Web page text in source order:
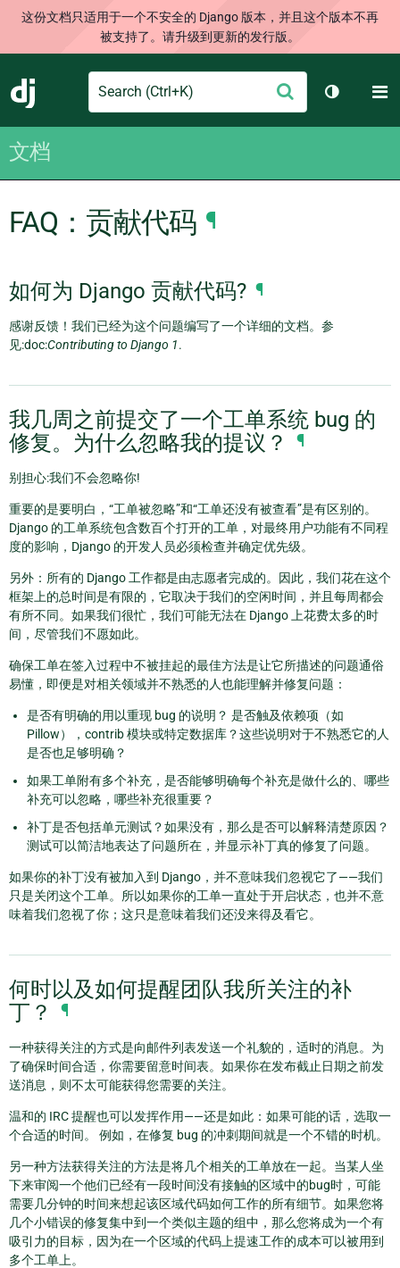
这份文档只适用于一个不安全的 Django 版本，并且这个版本不再
被支持了。请升级到更新的发行版。
Django
Search
交
切换主题
文档
FAQ：贡献代码 ¶
如何为 Django 贡献代码? ¶
感谢反馈！我们已经为这个问题编写了一个详细的文档。参
见:doc:Contributing to Django 1.
我几周之前提交了一个工单系统 bug 的
修复。为什么忽略我的提议？
¶
别担心:我们不会忽略你!
重要的是要明白，“工单被忽略”和“工单还没有被查看”是有区别的。
Django 的工单系统包含数百个打开的工单，对最终用户功能有不同程
度的影响，Django 的开发人员必须检查并确定优先级。
另外：所有的 Django 工作都是由志愿者完成的。因此，我们花在这个
框架上的总时间是有限的，它取决于我们的空闲时间，并且每周都会
有所不同。如果我们很忙，我们可能无法在 Django 上花费太多的时
间，尽管我们不愿如此。
确保工单在签入过程中不被挂起的最佳方法是让它所描述的问题通俗
易懂，即便是对相关领域并不熟悉的人也能理解并修复问题：
是否有明确的用以重现 bug 的说明？ 是否触及依赖项（如
Pillow），contrib 模块或特定数据库？这些说明对于不熟悉它的人
是否也足够明确？
如果工单附有多个补充，是否能够明确每个补充是做什么的、哪些
补充可以忽略，哪些补充很重要？
补丁是否包括单元测试？如果没有，那么是否可以解释清楚原因？
测试可以简洁地表达了问题所在，并显示补丁真的修复了问题。
如果你的补丁没有被加入到 Django，并不意味我们忽视它了——我们
只是关闭这个工单。所以如果你的工单一直处于开启状态，也并不意
味着我们忽视了你；这只是意味着我们还没来得及看它。
何时以及如何提醒团队我所关注的补
丁？
¶
一种获得关注的方式是向邮件列表发送一个礼貌的，适时的消息。为
了确保时间合适，你需要留意时间表。如果你在发布截止日期之前发
送消息，则不太可能获得您需要的关注。
温和的 IRC 提醒也可以发挥作用——还是如此：如果可能的话，选取一
个合适的时间。 例如，在修复 bug 的冲刺期间就是一个不错的时机。
另一种方法获得关注的方法是将几个相关的工单放在一起。当某人坐
下来审阅一个他们已经有一段时间没有接触的区域中的bug时，可能
需要几分钟的时间来想起该区域代码如何工作的所有细节。如果您将
几个小错误的修复集中到一个类似主题的组中，那么您将成为一个有
吸引力的目标，因为在一个区域的代码上提速工作的成本可以被用到
多个工单上。